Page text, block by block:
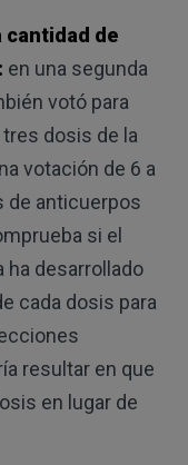
cantidad de
en una segunda
votó para
dosis de la
votación de 6 a
de anticuerpos
si el
ha desarrollado
cada dosis para
resultar en que
en lugar de